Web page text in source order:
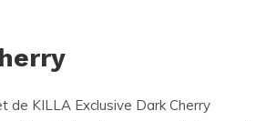
de KILLA Exclusive Dark Cherry